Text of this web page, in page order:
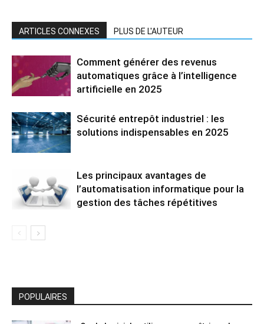
ARTICLES CONNEXES PLUS DE L'AUTEUR
Comment générer des revenus
automatiques grâce à l’intelligence
artificielle en 2025
Sécurité entrepôt industriel : les
solutions indispensables en 2025
Les principaux avantages de
l’automatisation informatique pour la
gestion des tâches répétitives
POPULAIRES